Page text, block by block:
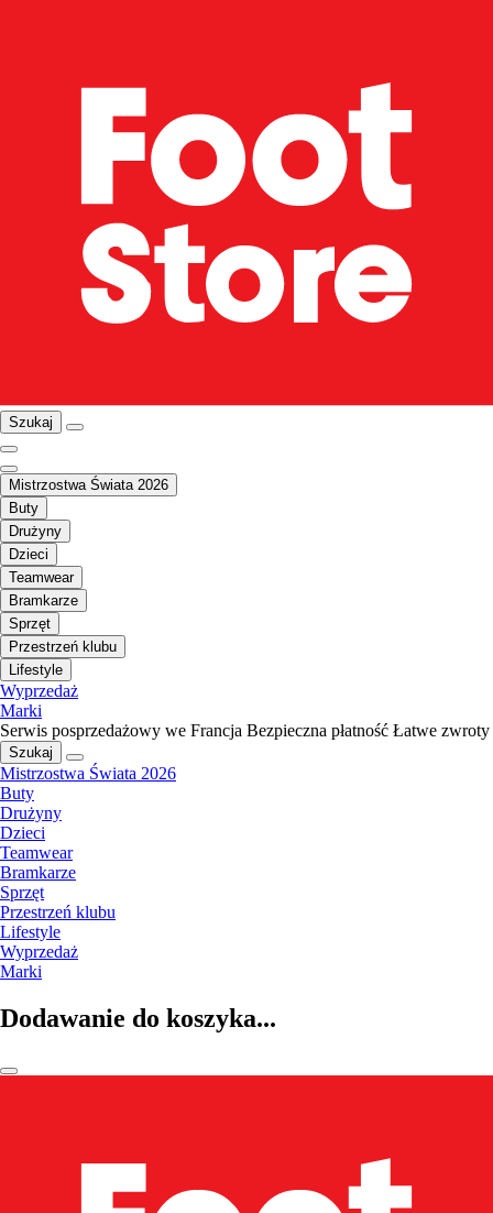
Szukaj
Mistrzostwa Świata 2026
Buty
Drużyny
Dzieci
Teamwear
Bramkarze
Sprzęt
Przestrzeń klubu
Lifestyle
Wyprzedaż
Marki
Serwis posprzedażowy we Francja Bezpieczna płatność Łatwe zwroty
Szukaj
Mistrzostwa Świata 2026
Buty
Drużyny
Dzieci
Teamwear
Bramkarze
Sprzęt
Przestrzeń klubu
Lifestyle
Wyprzedaż
Marki
Dodawanie do koszyka...